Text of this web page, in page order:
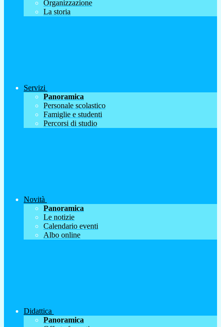
Organizzazione
La storia
Servizi
Panoramica
Personale scolastico
Famiglie e studenti
Percorsi di studio
Novità
Panoramica
Le notizie
Calendario eventi
Albo online
Didattica
Panoramica